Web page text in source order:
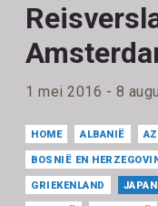
1 mei 2016 - 8
HOME ALBANIË
BOSNIË EN
GRIEKENLAND JAPAN